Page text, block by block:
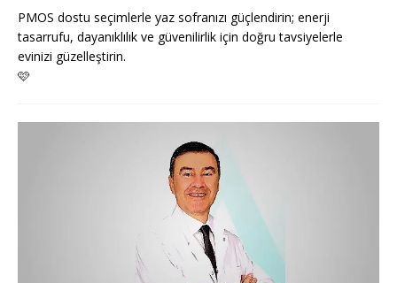
PMOS dostu seçimlerle yaz sofranızı güçlendirin; enerji
tasarrufu, dayanıklılık ve güvenilirlik için doğru tavsiyelerle
evinizi güzelleştirin.
🩷